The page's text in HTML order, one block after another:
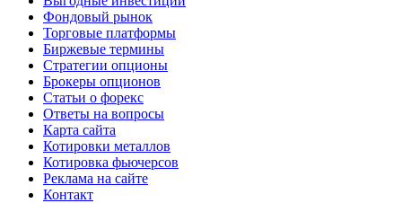
Фондовый рынок
Торговые платформы
Биржевые термины
Стратегии опционы
Брокеры опционов
Статьи о форекс
Ответы на вопросы
Карта сайта
Котировки металлов
Котировка фьючерсов
Реклама на сайте
Контакт